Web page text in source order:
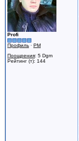
Profi
Профиль · PM
Поощрения: 5 Dgm
Рейтинг (т): 144